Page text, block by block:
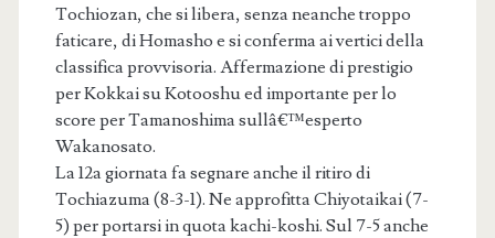
Tochiozan, che si libera, senza neanche troppo
faticare, di Homasho e si conferma ai vertici della
classifica provvisoria. Affermazione di prestigio
per Kokkai su Kotooshu ed importante per lo
score per Tamanoshima sullâ€™esperto
Wakanosato.
La 12a giornata fa segnare anche il ritiro di
Tochiazuma (8-3-1). Ne approfitta Chiyotaikai (7-
5) per portarsi in quota kachi-koshi. Sul 7-5 anche